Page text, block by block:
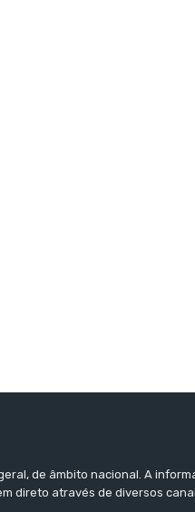
de âmbito nacional. A
direto através de diversos